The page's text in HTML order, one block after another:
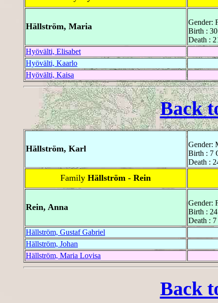
Hällström, Maria
Gender:
Birth :
Death :
Hyövälti, Elisabet
Hyövälti, Kaarlo
Hyövälti, Kaisa
Back
Hällström, Karl
Gender:
Birth : 7
Death :
Family Hällström - Rein
Rein, Anna
Gender:
Birth :
Death :
Hällström, Gustaf Gabriel
Hällström, Johan
Hällström, Maria Lovisa
Back